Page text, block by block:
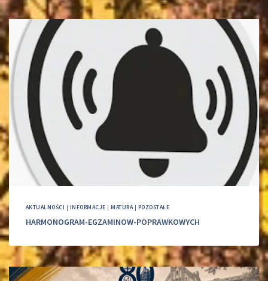
AKTUALNOŚCI | INFORMACJE |MATURA| POZOSTAŁE
HARMONOGRAM-EGZAMINOW-POPRAWKOWYCH